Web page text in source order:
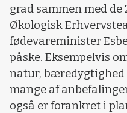
grad sammen med
Økologisk
fødevareminister
påske. Eksempelvis
natur,
mange af
også er forankret i